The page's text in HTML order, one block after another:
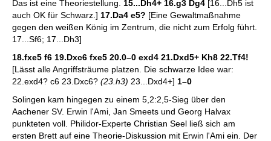
Das ist eine Theoriestellung. 15...Dh4+ 16.g3 Dg4 [16...Dh5 ist
auch OK für Schwarz.] 17.Da4 e5? [Eine Gewaltmaßnahme
gegen den weißen König im Zentrum, die nicht zum Erfolg führt.
17...Sf6; 17...Dh3]
18.fxe5 f6 19.Dxc6 fxe5 20.0–0 exd4 21.Dxd5+ Kh8 22.Tf4!
[Lässt alle Angriffsträume platzen. Die schwarze Idee war:
22.exd4? c6 23.Dxc6? (23.h3) 23...Dxd4+] 1–0
Solingen kam hingegen zu einem 5,2:2,5-Sieg über den
Aachener SV. Erwin l'Ami, Jan Smeets und Georg Halvax
punkteten voll. Philidor-Experte Christian Seel ließ sich am
ersten Brett auf eine Theorie-Diskussion mit Erwin l'Ami ein. Der